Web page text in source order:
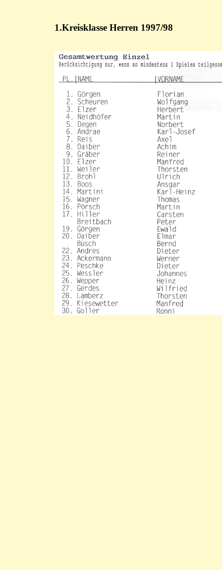
1.Kreisklasse Herren 1997/98